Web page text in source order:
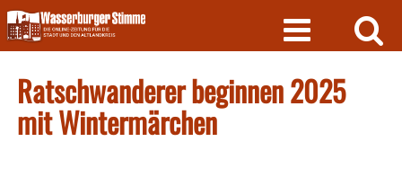
Skip
to
content
Ratschwanderer beginnen 2025
mit Wintermärchen